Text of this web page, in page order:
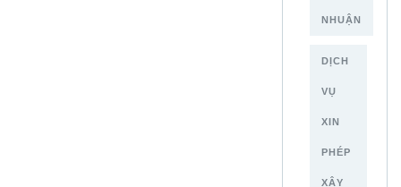
NHUẬN
DỊCH
VỤ
XIN
PHÉP
XÂY